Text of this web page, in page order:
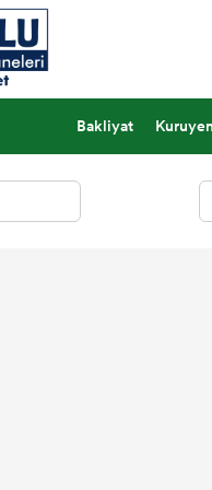
Bakliyat